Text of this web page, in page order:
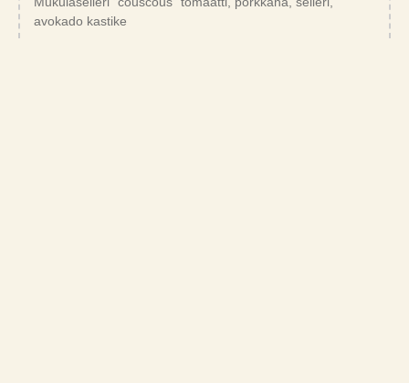
avokado kastike